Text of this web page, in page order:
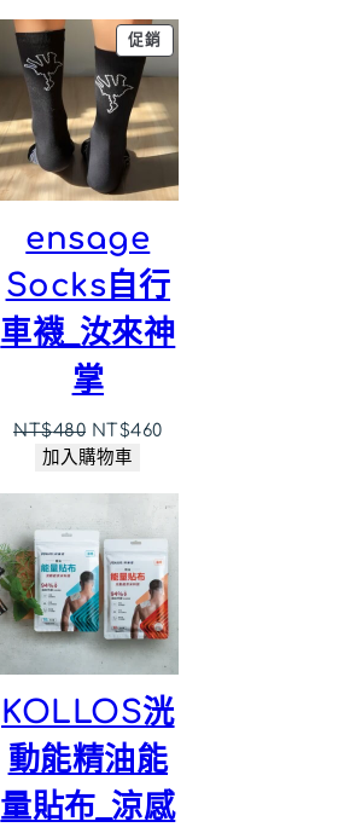
促銷特
價
品
ensage
Socks自行
車襪_汝來神
掌
NT$480 原
始
NT$480。
NT$460目
格：
加入購物車
KOLLOS洸
動能精油能
量貼布_涼感